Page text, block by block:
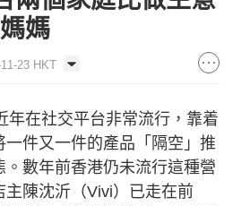
媽
23 HKT
年在社交平台非常流行，靠着
件又一件的產品「隔空」推
數年前香港仍未流行這種營
陳沈沂（Vivi）已走在前